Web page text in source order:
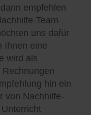
empfehlen
Team
uns dafür
Ihnen eine
wird als
hin ein
von Nachhilfe-